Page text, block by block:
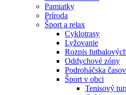
Pamiatky
Príroda
Šport a relax
Cyklotrasy
Lyžovanie
Rozpis
Oddychové zóny
Podroháčska
Šport v obci
Tenisový